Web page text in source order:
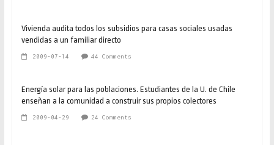
Vivienda audita todos los subsidios para casas sociales usadas
vendidas a un familiar directo
2009-07-14 44 Comments
Energía solar para las poblaciones. Estudiantes de la U. de Chile
enseñan a la comunidad a construir sus propios colectores
2009-04-29 24 Comments